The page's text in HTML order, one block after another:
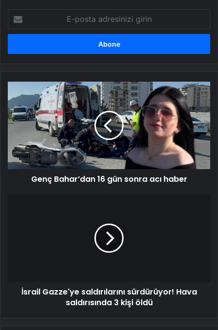
posta
adresinizi
Bahar’dan
16
gün
haber
Genç Bahar’dan 16 gün sonra acı haber
İsrail Gazze'ye saldırılarını sürdürüyor! Hava
saldırısında 3 kişi öldü